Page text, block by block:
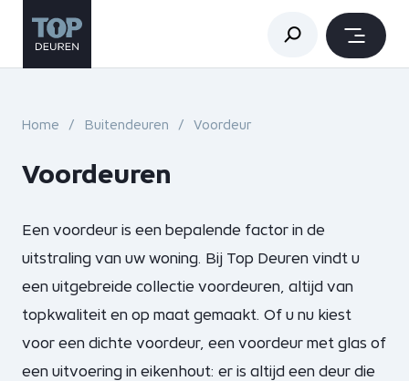
Home Buitendeuren Voordeur
Voordeuren
Een voordeur is een bepalende factor in de
uitstraling van uw woning. Bij Top Deuren vindt u
een uitgebreide collectie voordeuren, altijd van
topkwaliteit en op maat gemaakt. Of u nu kiest
voor een dichte voordeur, een voordeur met glas of
een uitvoering in eikenhout: er is altijd een deur die